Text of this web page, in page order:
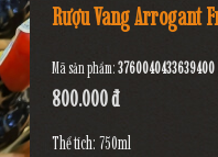
Rượu Vang Arrogant
Mã sản phẩm:3760040433639400
800.000 đ
Thể tích: 750ml